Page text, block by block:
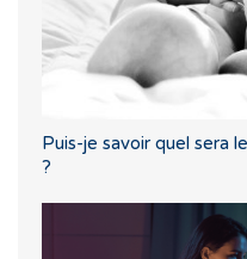
Puis-je savoir quel sera
?